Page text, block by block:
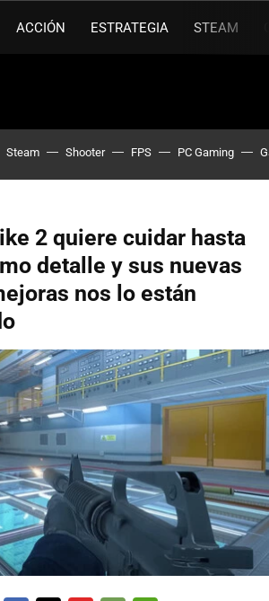
ACCIÓN ESTRATEGIA STEAM
Steam Shooter FPS PC Gaming
2 quiere cuidar hasta
detalle y sus nuevas
nos lo están